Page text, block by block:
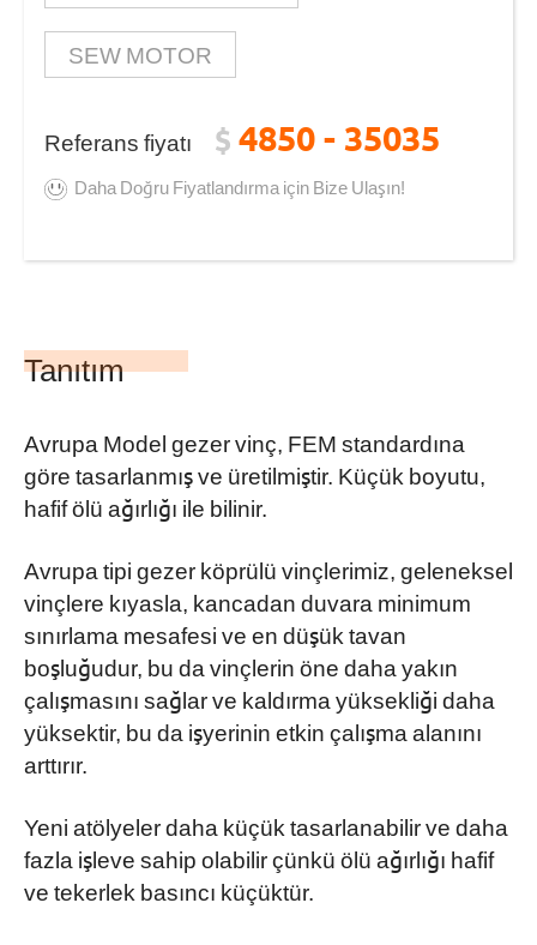
SEW MOTOR
Referans fiyatı $ 4850 - 35035
Daha Doğru Fiyatlandırma için Bize Ulaşın!
Tanıtım
Avrupa Model gezer vinç, FEM standardına
göre tasarlanmış ve üretilmiştir. Küçük boyutu,
hafif ölü ağırlığı ile bilinir.
Avrupa tipi gezer köprülü vinçlerimiz, geleneksel
vinçlere kıyasla, kancadan duvara minimum
sınırlama mesafesi ve en düşük tavan
boşluğudur, bu da vinçlerin öne daha yakın
çalışmasını sağlar ve kaldırma yüksekliği daha
yüksektir, bu da işyerinin etkin çalışma alanını
arttırır.
Yeni atölyeler daha küçük tasarlanabilir ve daha
fazla işleve sahip olabilir çünkü ölü ağırlığı hafif
ve tekerlek basıncı küçüktür.